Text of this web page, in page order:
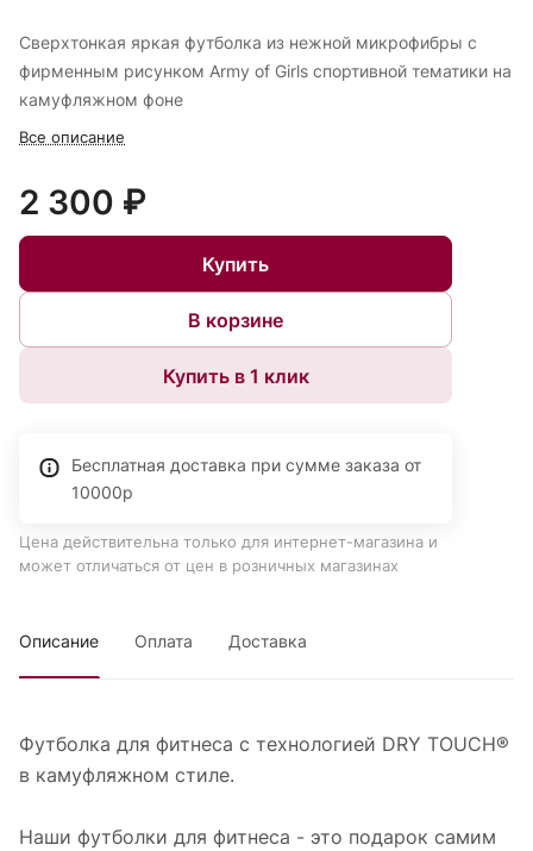
Сверхтонкая яркая футболка из нежной микрофибры с
фирменным рисунком Army of Girls спортивной тематики на
камуфляжном фоне
Все описание
2 300 ₽
Купить
В корзине
Купить в 1 клик
Бесплатная доставка при сумме заказа от
10000р
Цена действительна только для интернет-магазина и
может отличаться от цен в розничных магазинах
Описание Оплата Доставка
Футболка для фитнеса с технологией DRY TOUCH®
в камуфляжном стиле.
Наши футболки для фитнеса - это подарок самим